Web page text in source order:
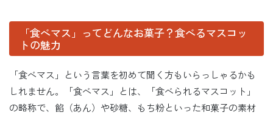
「食べマス」ってどんなお菓子？食べるマスコッ
トの魅力
「食べマス」という言葉を初めて聞く方もいらっしゃるかも
しれません。「食べマス」とは、「食べられるマスコット」
の略称で、餡（あん）や砂糖、もち粉といった和菓子の素材